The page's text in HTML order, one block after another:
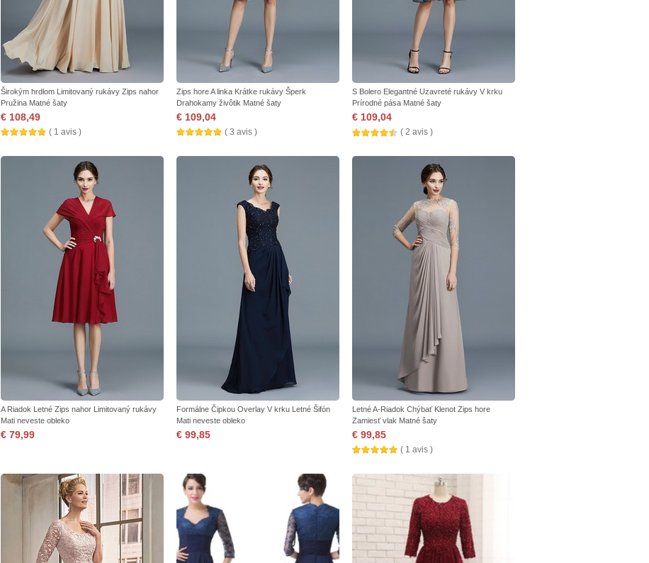
Širokým hrdlom Limitovaný rukávy Zips nahor
Pružina Matné šaty
€ 108,49
( 1 avis )
Zips hore A linka Krátke rukávy Šperk
Drahokamy živôtik Matné šaty
€ 109,04
( 3 avis )
S Bolero Elegantné Uzavreté rukávy V krku
Prírodné pása Matné šaty
€ 109,04
( 2 avis )
A Riadok Letné Zips nahor Limitovaný rukávy
Mati neveste obleko
€ 79,99
Formálne Čipkou Overlay V krku Letné Šifón
Mati neveste obleko
€ 99,85
Letné A-Riadok Chýbať Klenot Zips hore
Zamiesť vlak Matné šaty
€ 99,85
( 1 avis )